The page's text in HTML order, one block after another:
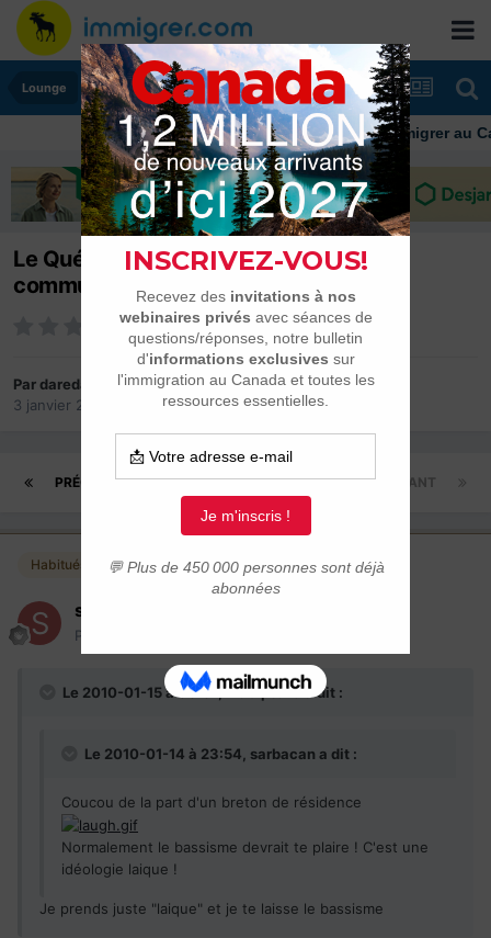
Lounge
Immigrer au Canada:
Le Québec "Multing pot ou
communitarisme"?
Pardaredare
3 janvier 2010
Lounge
PRÉCÉDENT SUIVANT
Page 21 sur 21
Habitués
sarbacan
Posté(e)
Le 2010-01-15 à 00:07, macipsa13 a dit :
Le 2010-01-14 à 23:54, sarbacan a dit :
Coucou de la part d'un breton de résidence
Normalement le bassisme devrait te plaire ! C'est une
idéologie laique !
Je prends juste "laique" et je te laisse le bassisme